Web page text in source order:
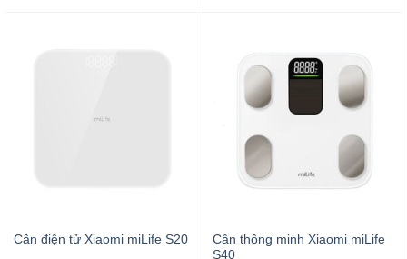
Cân điện tử Xiaomi miLife S20
Cân thông minh Xiaomi miLife
S40